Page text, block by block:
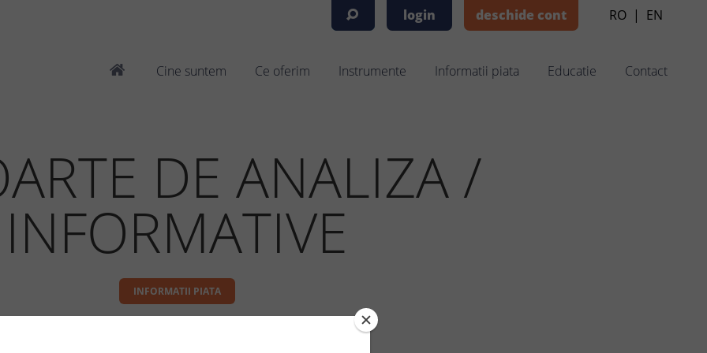
Cine suntem Ce oferim Instrumente Informatii piata Educatie Contact
login deschide cont RO | EN
DE ANALIZA /
INFORMATIVE
INFORMATII PIATA